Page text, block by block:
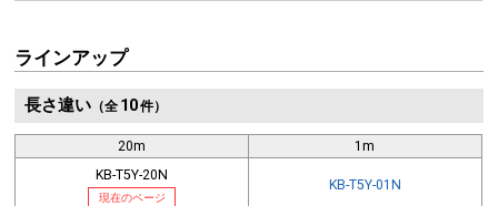
ラインアップ
長さ違い（全 10件）
20m
KB-T5Y-20N
現在のページ
1m
KB-T5Y-01N